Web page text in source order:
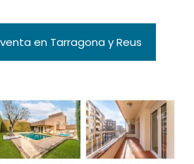
en Tarragona y Reus